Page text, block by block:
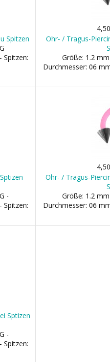
Spitzen
-
Spitzen:
Ohr- / Tragus-
Größe: 1.2
Durchmesser: 06
-
Spitzen:
Ohr- / Tragus-
Größe: 1.2
Durchmesser: 06
Sptizen
-
Spitzen: